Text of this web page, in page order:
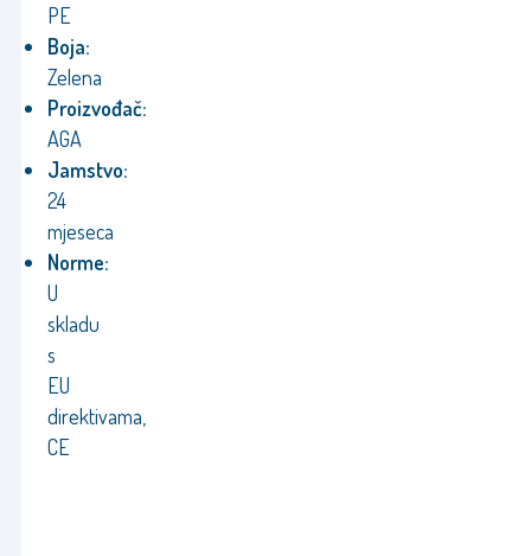
PE
Boja:
Zelena
Proizvođač:
AGA
Jamstvo:
24
mjeseca
Norme:
U
skladu
s
EU
direktivama,
CE